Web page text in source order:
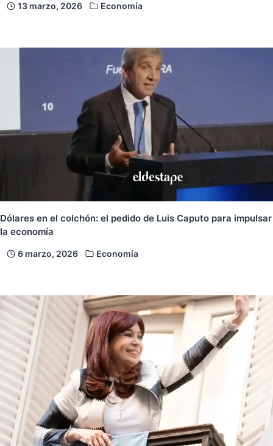
13 marzo, 2026 Economía
Dólares en el colchón: el pedido de Luis Caputo para impulsar
la economía
6 marzo, 2026 Economía